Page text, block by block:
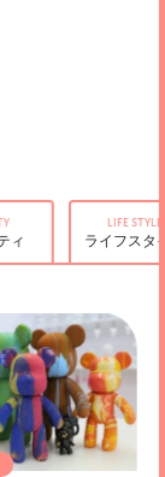
ィ
LIFE STYLE
ライフスタ